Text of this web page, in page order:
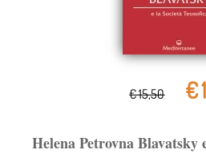
€ 15,50 €
Helena Petrovna Blavatsky